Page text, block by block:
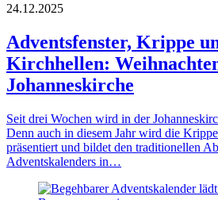
24.12.2025
Adventsfenster, Krippe
Kirchhellen:
Johanneskirche
Seit drei Wochen wird in der
Denn auch in diesem Jahr wird die
präsentiert und bildet den traditionellen
Adventskalenders in…